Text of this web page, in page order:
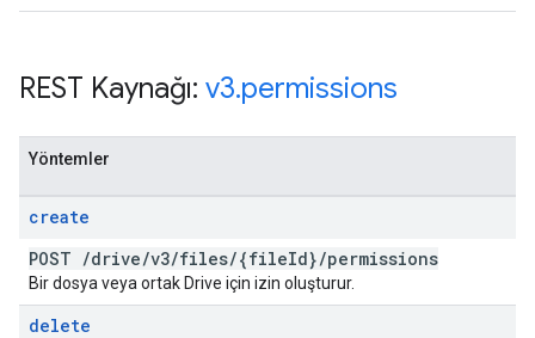
REST Kaynağı: v3.permissions
Yöntemler
create
POST /drive/v3/files/{fileId}/permissions
Bir dosya veya ortak Drive için izin oluşturur.
delete